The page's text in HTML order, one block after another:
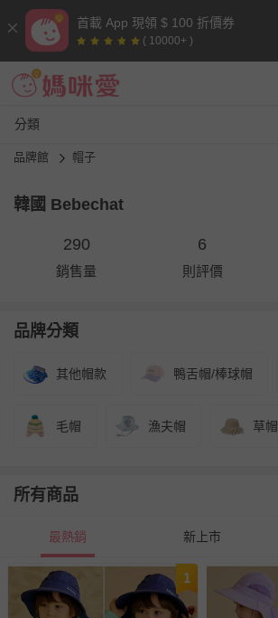
首載 App 現領 $ 100 折價券
( 10000+ )
分類
品牌館 帽子
韓國 Bebechat
290
銷售量
6
則評價
品牌分類
其他帽款 鴨舌帽/棒球帽
毛帽 漁夫帽 草帽
所有商品
最熱銷 新上市
1